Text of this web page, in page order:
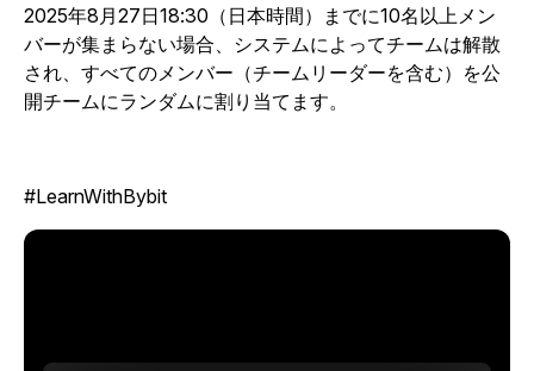
2025年8月27日18:30（日本時間）までに10名以上メン
バーが集まらない場合、システムによってチームは解散
され、すべてのメンバー（チームリーダーを含む）を公
開チームにランダムに割り当てます。
#LearnWithBybit